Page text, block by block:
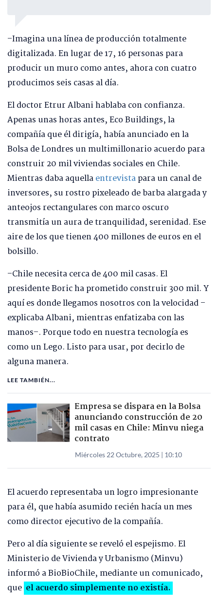
–Imagina una línea de producción totalmente
digitalizada. En lugar de 17, 16 personas para
producir un muro como antes, ahora con cuatro
producimos seis casas al día.
El doctor Etrur Albani hablaba con confianza.
Apenas unas horas antes, Eco Buildings, la
compañía que él dirigía, había anunciado en la
Bolsa de Londres un multimillonario acuerdo para
construir 20 mil viviendas sociales en Chile.
Mientras daba aquellaentrevistapara un canal de
inversores, su rostro pixeleado de barba alargada y
anteojos rectangulares con marco oscuro
transmitía un aura de tranquilidad, serenidad. Ese
aire de los que tienen 400 millones de euros en el
bolsillo.
–Chile necesita cerca de 400 mil casas. El
presidente Boric ha prometido construir 300 mil. Y
aquí es donde llegamos nosotros con la velocidad –
explicaba Albani, mientras enfatizaba con las
manos–. Porque todo en nuestra tecnología es
como un Lego. Listo para usar, por decirlo de
alguna manera.
LEE TAMBIÉN...
Empresa se dispara en la Bolsa
anunciando construcción de 20
mil casas en Chile: Minvu niega
contrato
Miércoles 22 Octubre, 2025 | 10:10
El acuerdo representaba un logro impresionante
para él, que había asumido recién hacía un mes
como director ejecutivo de la compañía.
Pero al día siguiente se reveló el espejismo. El
Ministerio de Vivienda y Urbanismo (Minvu)
informó a BioBioChile, mediante un comunicado,
que el acuerdo simplemente no existía.